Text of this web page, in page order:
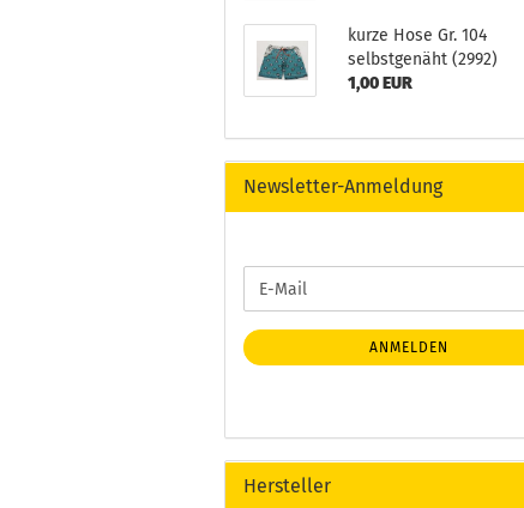
kurze Hose Gr. 104
selbstgenäht (2992)
1,00 EUR
Newsletter-Anmeldung
ZUR
ANMELDUNG
E-
Mail
ANMELDEN
Hersteller